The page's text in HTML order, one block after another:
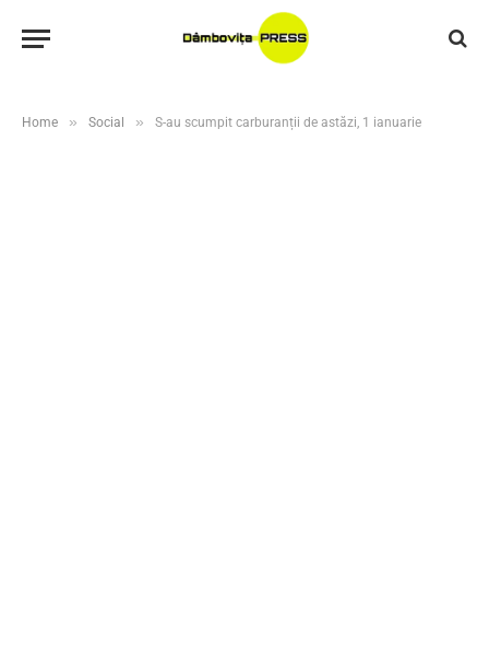
Home » Social » S-au scumpit carburanții de astăzi, 1 ianuarie